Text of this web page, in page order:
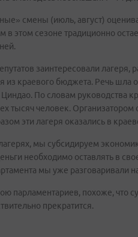
смены (июль, август)
этом сезоне традиционно
заинтересовали
из краевого бюджета. Речь шла
По словам руководства
тысяч человек.
эти лагеря оказались в
мы субсидируем
необходимо оставлять в
мы уже разговаривали на
парламентариев, похоже, что
прекратится.